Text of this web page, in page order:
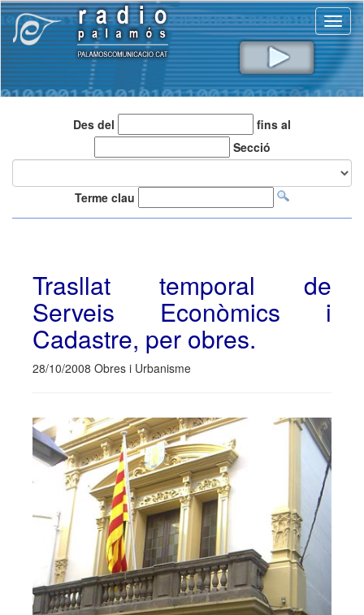
Des del
fins al
Secció
Terme clau
Trasllat temporal de
Serveis Econòmics i
Cadastre, per obres.
28/10/2008 Obres i Urbanisme